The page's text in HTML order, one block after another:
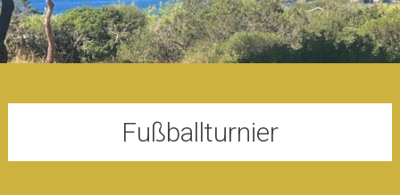
Fußballturnier